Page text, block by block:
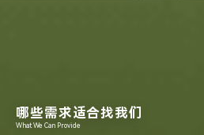
哪些需求适合找我们
What We Can Provide